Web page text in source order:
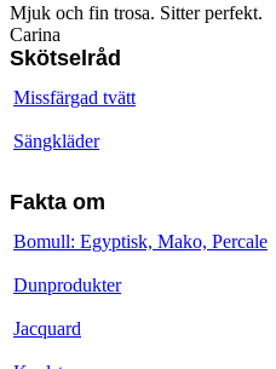
Mjuk och fin trosa. Sitter perfekt.
Carina
Skötselråd
Missfärgad tvätt
Sängkläder
Fakta om
Bomull: Egyptisk, Mako, Percale
Dunprodukter
Jacquard